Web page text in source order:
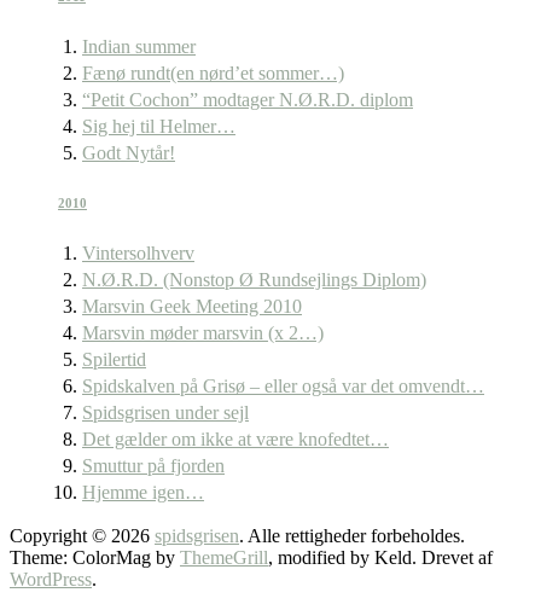
Indian summer
Fænø rundt(en nørd’et sommer…)
“Petit Cochon” modtager N.Ø.R.D. diplom
Sig hej til Helmer…
Godt Nytår!
2010
Vintersolhverv
N.Ø.R.D. (Nonstop Ø Rundsejlings Diplom)
Marsvin Geek Meeting 2010
Marsvin møder marsvin (x 2…)
Spilertid
Spidskalven på Grisø – eller også var det omvendt…
Spidsgrisen under sejl
Det gælder om ikke at være knofedtet…
Smuttur på fjorden
Hjemme igen…
Copyright © 2026 spidsgrisen. Alle rettigheder forbeholdes.
Theme: ColorMag by ThemeGrill, modified by Keld. Drevet af
WordPress.